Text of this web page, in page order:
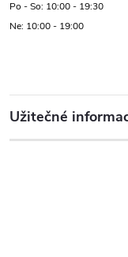
Po - So: 10:00 - 19:30
Ne: 10:00 - 19:00
Užitečné